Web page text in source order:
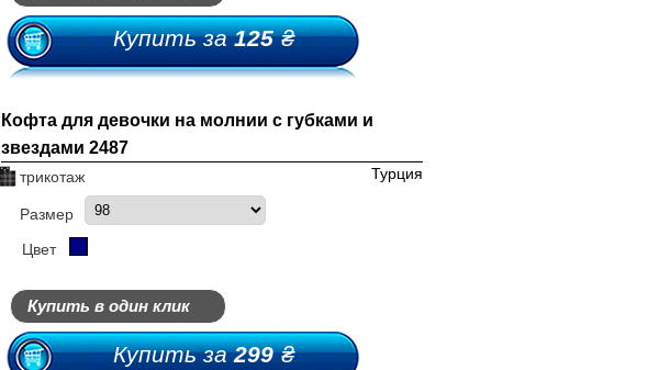
Купить за125₴
Кофта для девочки на молнии с губками и
звездами 2487
Турция
трикотаж
Купить за299₴
Купить в один клик
Размер
Цвет